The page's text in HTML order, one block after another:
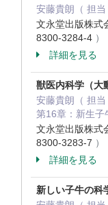
安藤貴朗（ 担当
文永堂出版株
8300-3284-4 ）
詳細を見る
獣医内科学（大
安藤貴朗（ 担
第16章：新生子
文永堂出版株
8300-3283-7 ）
詳細を見る
新しい子牛の科